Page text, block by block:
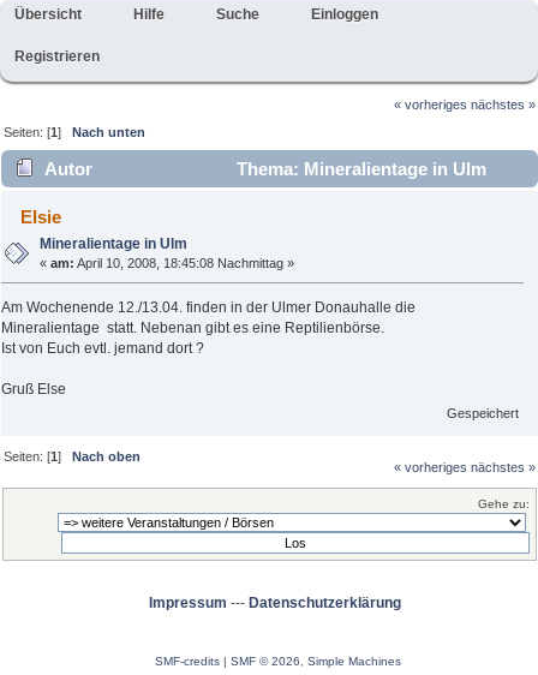
Übersicht Hilfe Suche Einloggen
Registrieren
« vorheriges nächstes »
Seiten: [1]Nach unten
Autor
Thema: Mineralientage in Ulm
(Gelesen 2817 mal)
Elsie
Mineralientage in Ulm
«am: April 10, 2008, 18:45:08 Nachmittag »
Am Wochenende 12./13.04. finden in der Ulmer Donauhalle die
Mineralientage statt. Nebenan gibt es eine Reptilienbörse.
Ist von Euch evtl. jemand dort ?
Gruß Else
Gespeichert
Seiten: [1] Nach oben
« vorheriges nächstes »
Gehe zu:
Impressum --- Datenschutzerklärung
SMF-credits | SMF © 2026
Simple Machines